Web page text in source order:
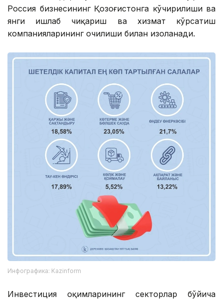
Россия бизнесининг Қозоғистонга кўчирилиши ва
янги ишлаб чиқариш ва хизмат кўрсатиш
компанияларининг очилиши билан изоҳланади.
Инфографика: Kazinform
Инвестиция оқимларининг секторлар бўйича